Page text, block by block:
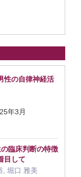
性の自律神経活
年3月
臨床判断の特徴
目して
, 堀口 雅美